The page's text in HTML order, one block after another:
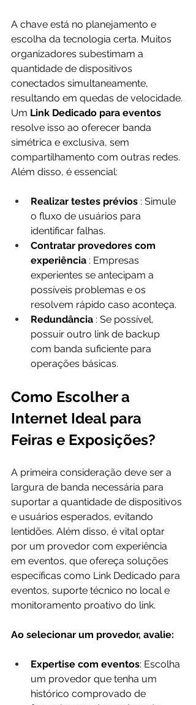
A chave está no planejamento e
escolha da tecnologia certa. Muitos
organizadores subestimam a
quantidade de dispositivos
conectados simultaneamente,
resultando em quedas de velocidade.
Um Link Dedicado para eventos
resolve isso ao oferecer banda
simétrica e exclusiva, sem
compartilhamento com outras redes.
Além disso, é essencial:
Realizar testes prévios : Simule
o fluxo de usuários para
identificar falhas.
Contratar provedores com
experiência : Empresas
experientes se antecipam a
possíveis problemas e os
resolvem rápido caso aconteça.
Redundância : Se possível,
possuir outro link de backup
com banda suficiente para
operações básicas.
Como Escolher a
Internet Ideal para
Feiras e Exposições?
A primeira consideração deve ser a
largura de banda necessária para
suportar a quantidade de dispositivos
e usuários esperados, evitando
lentidões. Além disso, é vital optar
por um provedor com experiência
em eventos, que ofereça soluções
específicas como Link Dedicado para
eventos, suporte técnico no local e
monitoramento proativo do link.
Ao selecionar um provedor, avalie:
Expertise com eventos: Escolha
um provedor que tenha um
histórico comprovado de